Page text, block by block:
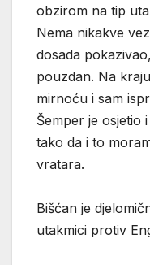
obzirom na tip
Nema nikakve
dosada
pouzdan. Na
mirnoću i sam
Šemper je osjetio
tako da i to
vratara.
Bišćan je
utakmici protiv